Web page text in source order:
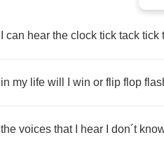
can hear the clock tick tack tick
in my life will win or flip flop
the voices that hear don´t